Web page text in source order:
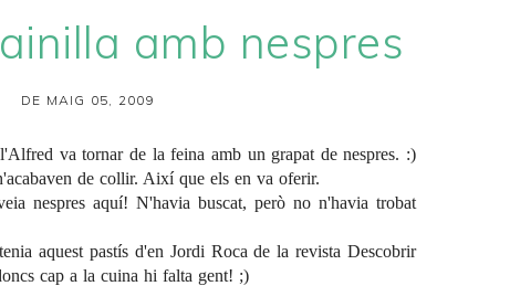
amb nespres
DE MAIG 05, 2009
va tornar de la feina amb un grapat de nespres. :)
de collir. Així que els en va oferir.
nespres aquí! N'havia buscat, però no n'havia trobat
aquest pastís d'en Jordi Roca de la revista Descobrir
cap a la cuina hi falta gent! ;)